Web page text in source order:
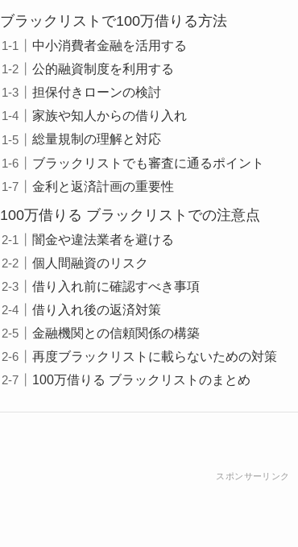
ブラックリストで100万借りる方法
中小消費者金融を活用する
公的融資制度を利用する
担保付きローンの検討
家族や知人からの借り入れ
総量規制の理解と対応
ブラックリストでも審査に通るポイント
金利と返済計画の重要性
100万借りる ブラックリストでの注意点
闇金や違法業者を避ける
個人間融資のリスク
借り入れ前に確認すべき事項
借り入れ後の返済対策
金融機関との信頼関係の構築
再度ブラックリストに載らないための対策
100万借りる ブラックリストのまとめ
スポンサーリンク